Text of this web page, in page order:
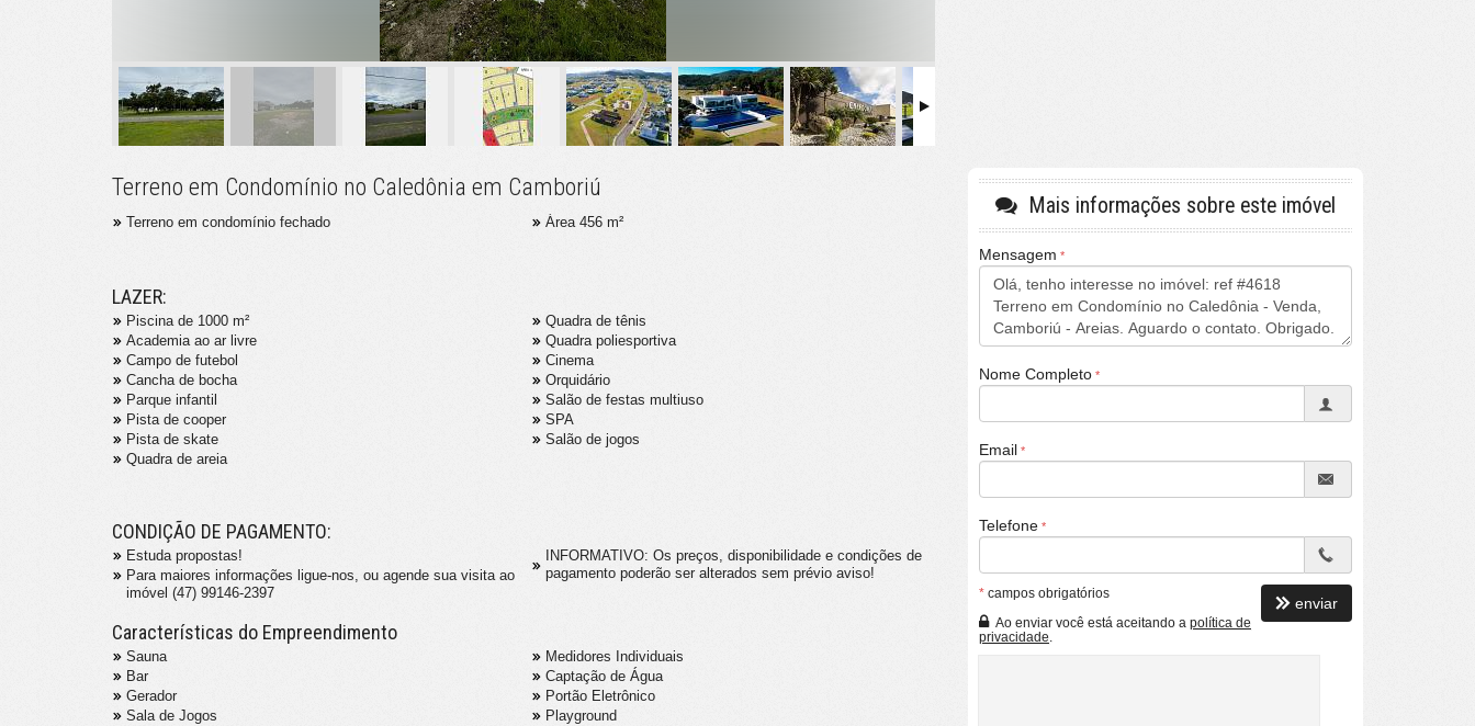
Terreno em Condomínio no Caledônia em Camboriú
Terreno em condomínio fechado Área 456 m²
LAZER:
Piscina de 1000 m²
Academia ao ar livre
Campo de futebol
Cancha de bocha
Parque infantil
Pista de cooper
Pista de skate
Quadra de areia
Quadra de tênis
Quadra poliesportiva
Cinema
Orquidário
Salão de festas multiuso
SPA
Salão de jogos
CONDIÇÃO DE PAGAMENTO:
Estuda propostas!
Para maiores informações ligue-nos, ou agende sua visita ao
imóvel (47) 99146-2397
INFORMATIVO: Os preços, disponibilidade e condições de
pagamento poderão ser alterados sem prévio aviso!
Características do Empreendimento
Sauna
Bar
Gerador
Sala de Jogos
Medidores Individuais
Captação de Água
Portão Eletrônico
Playground
Mais informações sobre este imóvel
Mensagem
Nome Completo
Email
Telefone
* campos obrigatórios
Ao enviar você está aceitando a política de
privacidade
enviar